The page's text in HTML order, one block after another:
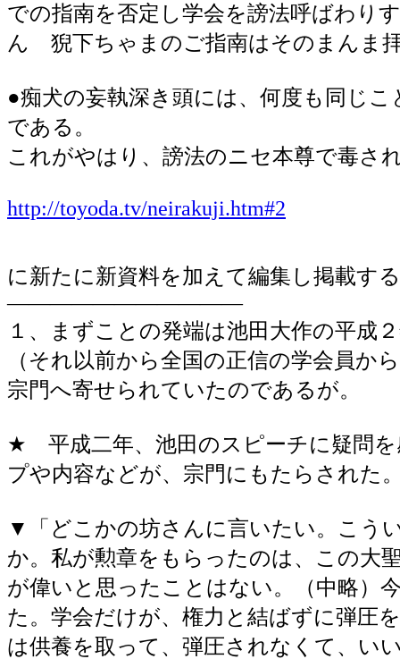
での指南を否定し学会を謗法呼ばわり
ん 猊下ちゃまのご指南はそのまん
●痴犬の妄執深き頭には、何度も同じ
である。
これがやはり、謗法のニセ本尊で毒
http://toyoda.tv/neirakuji.htm#2
に新たに新資料を加えて編集し掲載す
―――――――――――
１、まずことの発端は池田大作の平成
（それ以前から全国の正信の学会員か
宗門へ寄せられていたのであるが。
★ 平成二年、池田のスピーチに疑問を
プや内容などが、宗門にもたらされた
▼「どこかの坊さんに言いたい。こう
か。私が勲章をもらったのは、この大
が偉いと思ったことはない。（中略）
た。学会だけが、権力と結ばずに弾圧
は供養を取って、弾圧されなくて、い